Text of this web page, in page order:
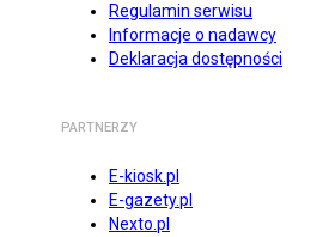
Regulamin serwisu
Informacje o nadawcy
Deklaracja dostępności
PARTNERZY
E-kiosk.pl
E-gazety.pl
Nexto.pl